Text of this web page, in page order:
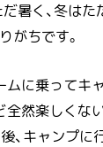
暑く、冬は
がちです。
ムに乗ってキ
然楽しくな
、キャンプ